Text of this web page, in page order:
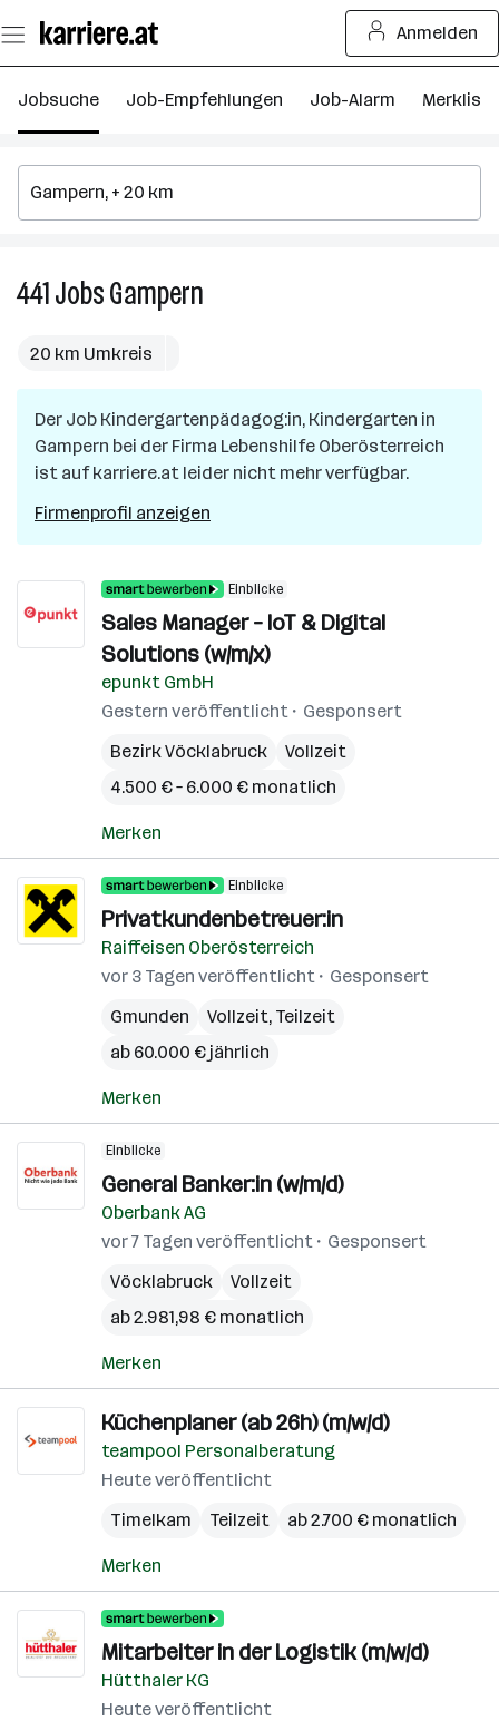
Seiteninhalt
springen
Anmelden
Jobsuche Job-Empfehlungen Job-Alarm Merkliste
441JobsGampern
20 km Umkreis
Der Job Kindergartenpädagog:in, Kindergarten in
Gampern bei der Firma Lebenshilfe Oberösterreich
ist auf karriere.at leider nicht mehr verfügbar.
Firmenprofil anzeigen
Einblicke
Sales Manager – IoT & Digital
Solutions (w/m/x)
epunkt GmbH
Gestern veröffentlicht
Gesponsert
Bezirk Vöcklabruck
Vollzeit
4.500 € – 6.000 € monatlich
Merken
Einblicke
Privatkundenbetreuer:in
Raiffeisen Oberösterreich
vor 3 Tagen veröffentlicht
Gesponsert
Gmunden
Vollzeit, Teilzeit
ab 60.000 € jährlich
Merken
Einblicke
General Banker:in (w/m/d)
Oberbank AG
vor 7 Tagen veröffentlicht
Gesponsert
Vöcklabruck
Vollzeit
ab 2.981,98 € monatlich
Merken
Küchenplaner (ab 26h) (m/w/d)
teampool Personalberatung
Heute veröffentlicht
Timelkam
Teilzeit ab 2.700 € monatlich
Merken
Mitarbeiter in der Logistik (m/w/d)
Hütthaler KG
Heute veröffentlicht